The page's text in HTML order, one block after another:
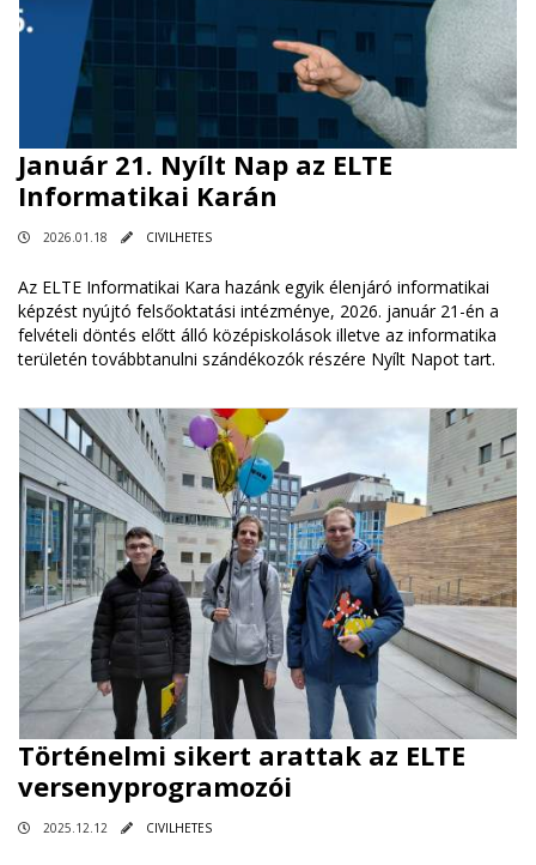
Január 21. Nyílt Nap az ELTE
Informatikai Karán
2026.01.18 CIVILHETES
Az ELTE Informatikai Kara hazánk egyik élenjáró informatikai
képzést nyújtó felsőoktatási intézménye, 2026. január 21-én a
felvételi döntés előtt álló középiskolások illetve az informatika
területén továbbtanulni szándékozók részére Nyílt Napot tart.
Történelmi sikert arattak az ELTE
versenyprogramozói
2025.12.12 CIVILHETES